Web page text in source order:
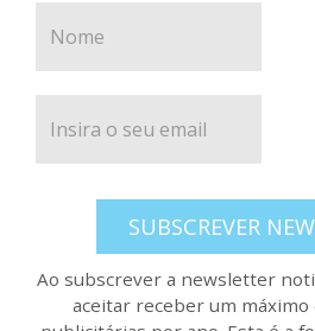
SUBSCREVER
Ao subscrever a newsletter
aceitar receber um